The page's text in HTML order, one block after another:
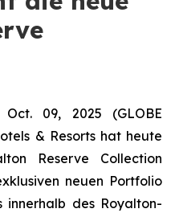
Oct. 09, 2025 (GLOBE
& Resorts hat heute
Reserve Collection
neuen Portfolio
innerhalb des Royalton-